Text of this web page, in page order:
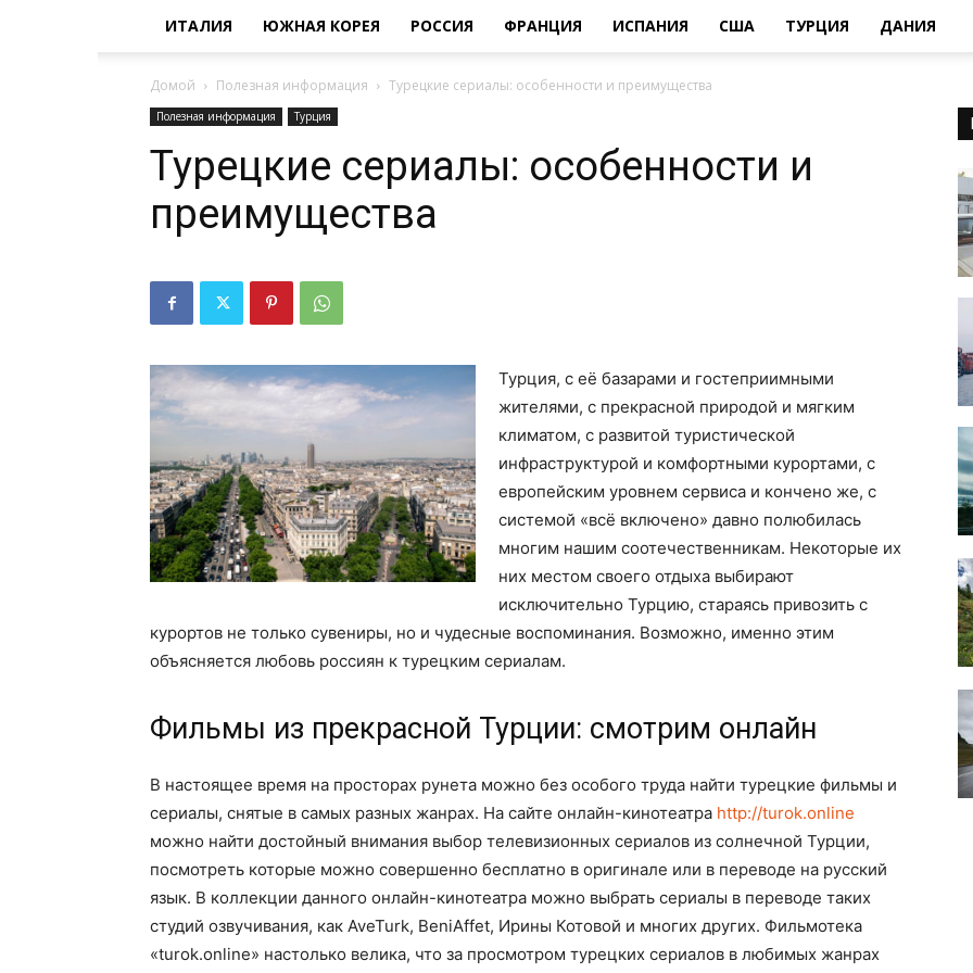
ИТАЛИЯ ЮЖНАЯ КОРЕЯ РОССИЯ ФРАНЦИЯ ИСПАНИЯ США ТУРЦИЯ ДАНИЯ
Домой Полезная информация Турецкие сериалы: особенности и преимущества
Полезная информация Турция
Турецкие сериалы: особенности и
преимущества
Турция, с её базарами и гостеприимными
жителями, с прекрасной природой и мягким
климатом, с развитой туристической
инфраструктурой и комфортными курортами, с
европейским уровнем сервиса и кончено же, с
системой «всё включено» давно полюбилась
многим нашим соотечественникам. Некоторые их
них местом своего отдыха выбирают
исключительно Турцию, стараясь привозить с
курортов не только сувениры, но и чудесные воспоминания. Возможно, именно этим
объясняется любовь россиян к турецким сериалам.
Фильмы из прекрасной Турции: смотрим онлайн
В настоящее время на просторах рунета можно без особого труда найти турецкие фильмы и
сериалы, снятые в самых разных жанрах. На сайте онлайн-кинотеатра http://turok.online
можно найти достойный внимания выбор телевизионных сериалов из солнечной Турции,
посмотреть которые можно совершенно бесплатно в оригинале или в переводе на русский
язык. В коллекции данного онлайн-кинотеатра можно выбрать сериалы в переводе таких
студий озвучивания, как AveTurk, BeniAffet, Ирины Котовой и многих других. Фильмотека
«turok.online» настолько велика, что за просмотром турецких сериалов в любимых жанрах